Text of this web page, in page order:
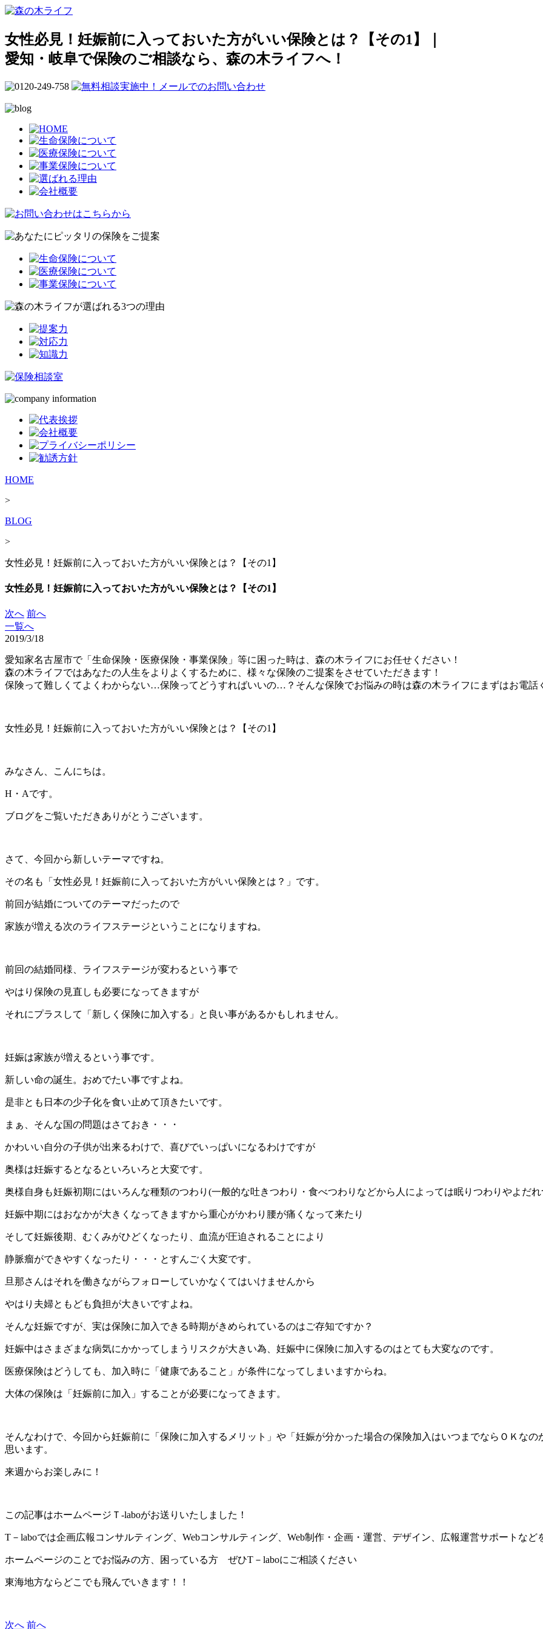
女性必見！妊娠前に入っておいた方がいい保険とは？【その1】｜
愛知・岐阜で保険のご相談なら、森の木ライフへ！
HOME
>
BLOG
>
女性必見！妊娠前に入っておいた方がいい保険とは？【その1】
女性必見！妊娠前に入っておいた方がいい保険とは？【その1】
次へ 前へ
一覧へ
2019/3/18
愛知家名古屋市で「生命保険・医療保険・事業保険」等に困った時は、森の木ライフにお任せください！
森の木ライフではあなたの人生をよりよくするために、様々な保険のご提案をさせていただきます！
保険って難しくてよくわからない…保険ってどうすればいいの…？そんな保険でお悩みの時は森の木ライフにまずはお電話
女性必見！妊娠前に入っておいた方がいい保険とは？【その1】
みなさん、こんにちは。
H・Aです。
ブログをご覧いただきありがとうございます。
さて、今回から新しいテーマですね。
その名も「女性必見！妊娠前に入っておいた方がいい保険とは？」です。
前回が結婚についてのテーマだったので
家族が増える次のライフステージということになりますね。
前回の結婚同様、ライフステージが変わるという事で
やはり保険の見直しも必要になってきますが
それにプラスして「新しく保険に加入する」と良い事があるかもしれません。
妊娠は家族が増えるという事です。
新しい命の誕生。おめでたい事ですよね。
是非とも日本の少子化を食い止めて頂きたいです。
まぁ、そんな国の問題はさておき・・・
かわいい自分の子供が出来るわけで、喜びでいっぱいになるわけですが
奥様は妊娠するとなるといろいろと大変です。
奥様自身も妊娠初期にはいろんな種類のつわり(一般的な吐きつわり・食べつわりなどから人によっては眠りつわりやよだ
妊娠中期にはおなかが大きくなってきますから重心がかわり腰が痛くなって来たり
そして妊娠後期、むくみがひどくなったり、血流が圧迫されることにより
静脈瘤ができやすくなったり・・・とすんごく大変です。
旦那さんはそれを働きながらフォローしていかなくてはいけませんから
やはり夫婦ともども負担が大きいですよね。
そんな妊娠ですが、実は保険に加入できる時期がきめられているのはご存知ですか？
妊娠中はさまざまな病気にかかってしまうリスクが大きい為、妊娠中に保険に加入するのはとても大変なのです。
医療保険はどうしても、加入時に「健康であること」が条件になってしまいますからね。
大体の保険は「妊娠前に加入」することが必要になってきます。
そんなわけで、今回から妊娠前に「保険に加入するメリット」や「妊娠が分かった場合の保険加入はいつまでならＯＫな
思います。
来週からお楽しみに！
この記事はホームページＴ‐laboがお送りいたしました！
T－laboでは企画広報コンサルティング、Webコンサルティング、Web制作・企画・運営、デザイン、広報運営サポートなど
ホームページのことでお悩みの方、困っている方 ぜひT－laboにご相談ください
東海地方ならどこでも飛んでいきます！！
次へ 前へ